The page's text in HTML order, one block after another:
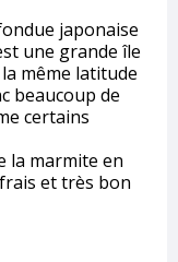
japonaise
une grande île
même latitude
beaucoup de
certains
la marmite en
et très bon